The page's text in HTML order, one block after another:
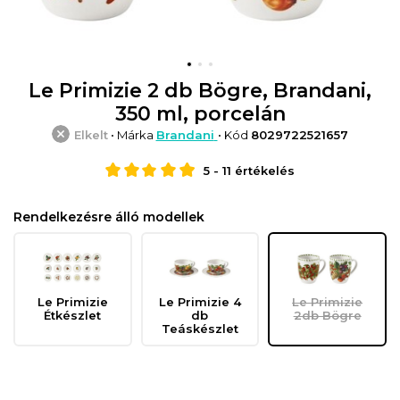
Le Primizie 2 db Bögre, Brandani,
350 ml, porcelán
Elkelt• Márka Brandani • Kód 8029722521657
5 - 11 értékelés
Rendelkezésre álló modellek
Le Primizie
Étkészlet
Le Primizie 4
db
Teáskészlet
Le Primizie
2db Bögre